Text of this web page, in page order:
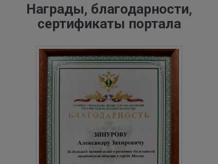
Награды, благодарности,
сертификаты портала